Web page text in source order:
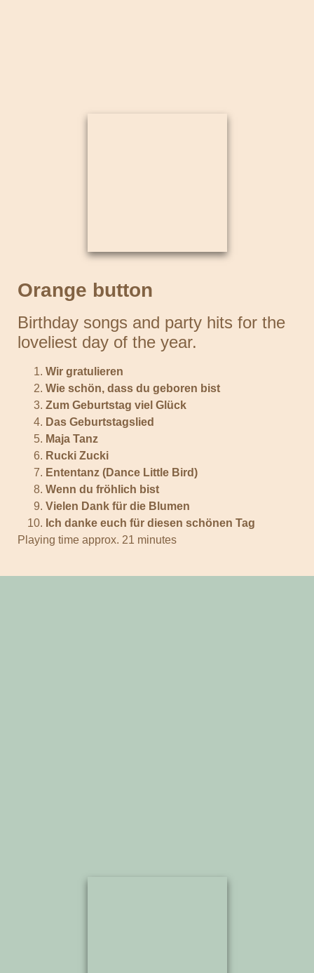
Orange button
Birthday songs and party hits for the
loveliest day of the year.
Wir gratulieren
Wie schön, dass du geboren bist
Zum Geburtstag viel Glück
Das Geburtstagslied
Maja Tanz
Rucki Zucki
Ententanz (Dance Little Bird)
Wenn du fröhlich bist
Vielen Dank für die Blumen
Ich danke euch für diesen schönen Tag
Playing time approx. 21 minutes